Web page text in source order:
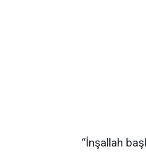
“İnşallah